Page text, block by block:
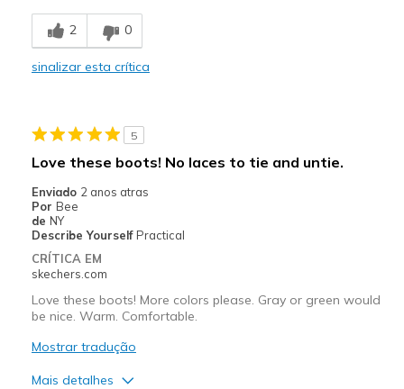
Comfortable
Stylish
Going Out
Width
Sizing
Feels true to size
View On Shoes
2 0
sinalizar esta crítica
5
Love these boots! No laces to tie and untie.
Enviado 2 anos atras
Por Bee
de NY
Describe Yourself Practical
CRÍTICA EM
skechers.com
Love these boots! More colors please. Gray or green would
be nice. Warm. Comfortable.
Mostrar tradução
Mais detalhes